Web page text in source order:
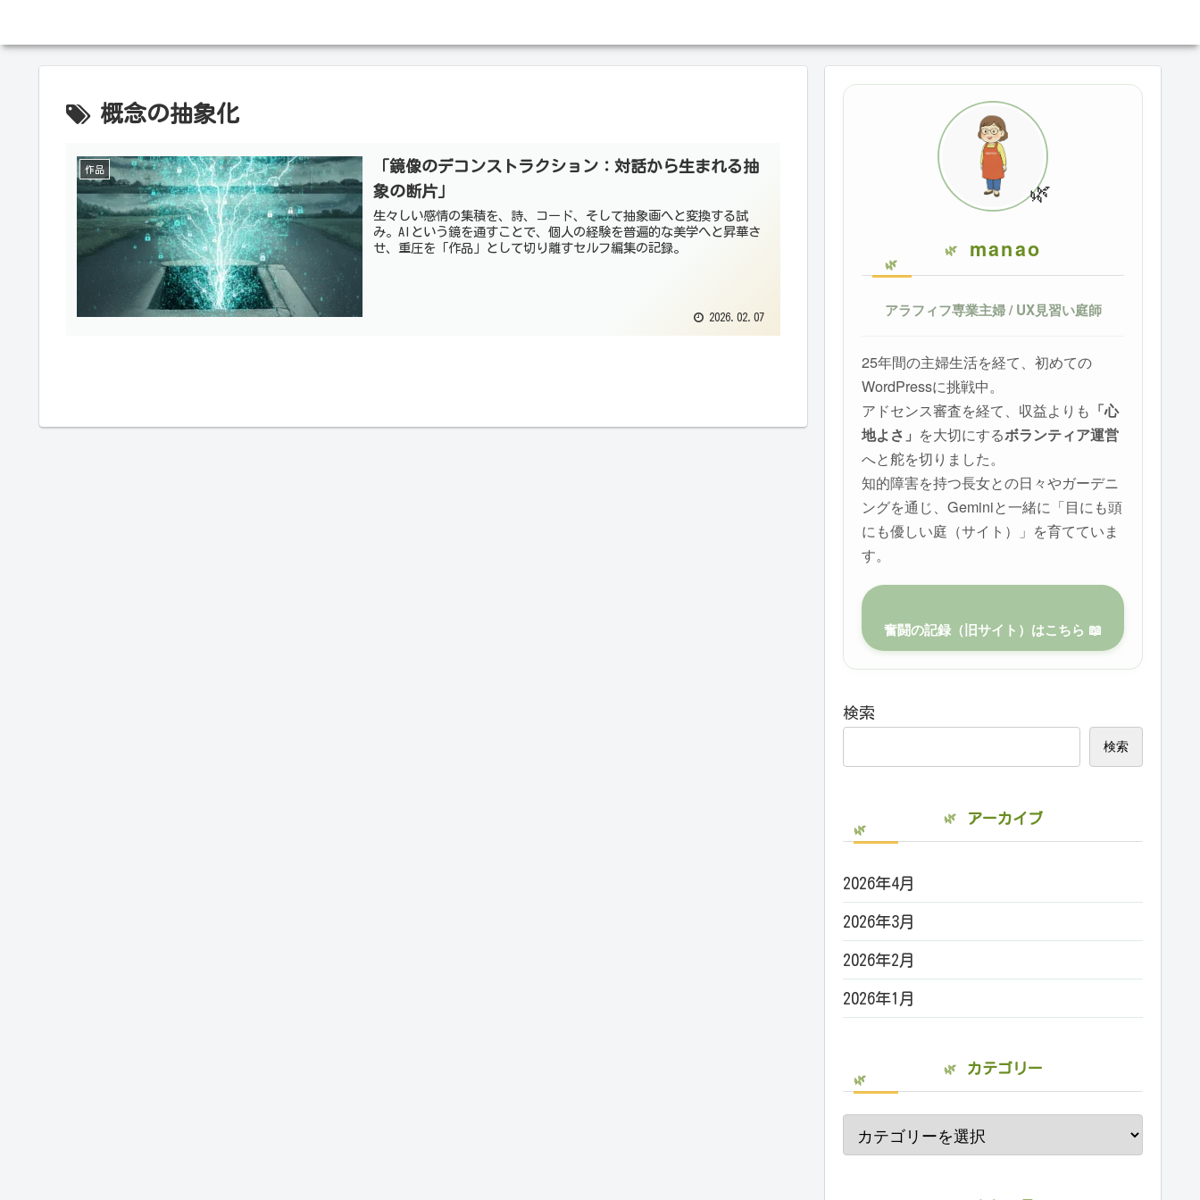
概念の抽象化
作品
「鏡像のデコンストラクション：対話から生まれる抽
象の断片」
生々しい感情の集積を、詩、コード、そして抽象画へと変換する試
み。AIという鏡を通すことで、個人の経験を普遍的な美学へと昇華さ
せ、重圧を「作品」として切り離すセルフ編集の記録。
2026.02.07
🌿
manao
アラフィフ専業主婦 / UX見習い庭師
25年間の主婦生活を経て、初めての
WordPressに挑戦中。
アドセンス審査を経て、収益よりも 「心
地よさ」 を大切にするボランティア運営
へと舵を切りました。
知的障害を持つ長女との日々やガーデニ
ングを通じ、Geminiと一緒に「目にも頭
にも優しい庭（サイト）」を育てていま
す。
奮闘の記録（旧サイト）はこちら 📖
検索
検索
アーカイブ
2026年4月
2026年3月
2026年2月
2026年1月
カテゴリー